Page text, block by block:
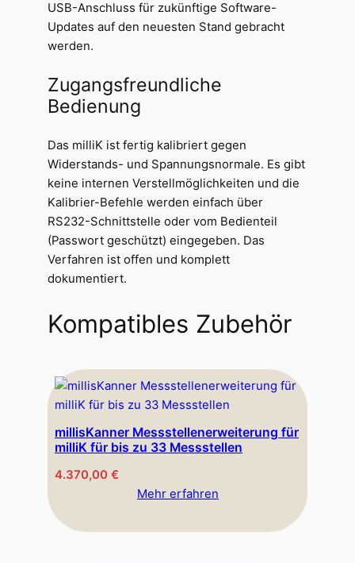
USB-Anschluss für zukünftige Software-
Updates auf den neuesten Stand gebracht
werden.
Zugangsfreundliche
Bedienung
Das milliK ist fertig kalibriert gegen
Widerstands- und Spannungsnormale. Es gibt
keine internen Verstellmöglichkeiten und die
Kalibrier-Befehle werden einfach über
RS232-Schnittstelle oder vom Bedienteil
(Passwort geschützt) eingegeben. Das
Verfahren ist offen und komplett
dokumentiert.
Kompatibles Zubehör
millisKanner Messstellenerweiterung für
milliK für bis zu 33 Messstellen
4.370,00 €
Mehr erfahren